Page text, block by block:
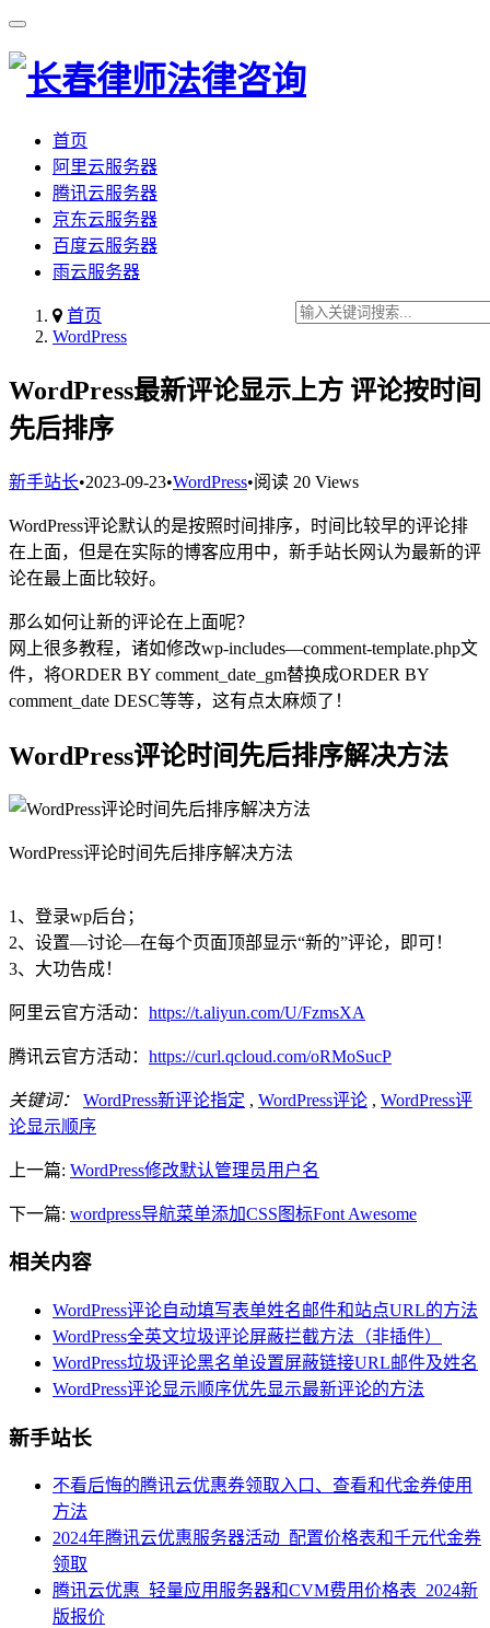
首页
阿里云服务器
腾讯云服务器
京东云服务器
百度云服务器
雨云服务器
首页
WordPress
WordPress最新评论显示上方 评论按时间
先后排序
新手站长•2023-09-23•WordPress•阅读 20 Views
WordPress评论默认的是按照时间排序，时间比较早的评论排
在上面，但是在实际的博客应用中，新手站长网认为最新的评
论在最上面比较好。
那么如何让新的评论在上面呢？
网上很多教程，诸如修改wp-includes—comment-template.php文
件，将ORDER BY comment_date_gm替换成ORDER BY
comment_date DESC等等，这有点太麻烦了！
WordPress评论时间先后排序解决方法
WordPress评论时间先后排序解决方法
1、登录wp后台；
2、设置—讨论—在每个页面顶部显示“新的”评论，即可！
3、大功告成！
阿里云官方活动： https://t.aliyun.com/U/FzmsXA
腾讯云官方活动： https://curl.qcloud.com/oRMoSucP
关键词： WordPress新评论指定 , WordPress评论 , WordPress评
论显示顺序
上一篇: WordPress修改默认管理员用户名
下一篇: wordpress导航菜单添加CSS图标Font Awesome
相关内容
WordPress评论自动填写表单姓名邮件和站点URL的方法
WordPress全英文垃圾评论屏蔽拦截方法（非插件）
WordPress垃圾评论黑名单设置屏蔽链接URL邮件及姓名
WordPress评论显示顺序优先显示最新评论的方法
新手站长
不看后悔的腾讯云优惠券领取入口、查看和代金券使用
方法
2024年腾讯云优惠服务器活动_配置价格表和千元代金券
领取
腾讯云优惠_轻量应用服务器和CVM费用价格表_2024新
版报价